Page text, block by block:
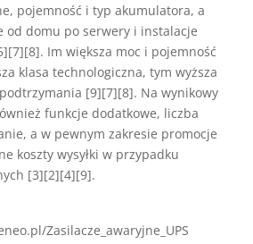
pojemność i typ akumulatora, a
od domu po serwery i instalacje
Im większa moc i pojemność
klasa technologiczna, tym wyższa
[9][7][8]. Na wynikowy
funkcje dodatkowe, liczba
a w pewnym zakresie promocje
koszty wysyłki w przypadku
[3][2][4][9].
Zasilacze_awaryjne_UPS